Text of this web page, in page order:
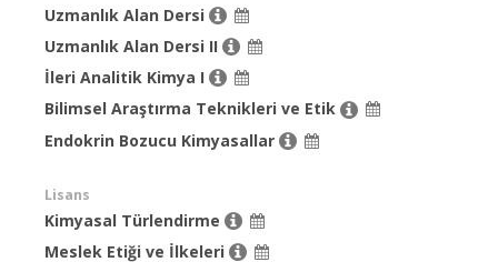
Uzmanlık Alan Dersi
Uzmanlık Alan Dersi II
İleri Analitik Kimya I
Bilimsel Araştırma Teknikleri ve Etik
Endokrin Bozucu Kimyasallar
Lisans
Kimyasal Türlendirme
Meslek Etiği ve İlkeleri